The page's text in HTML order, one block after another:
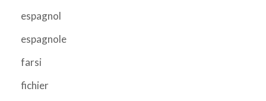
espagnol
espagnole
farsi
fichier